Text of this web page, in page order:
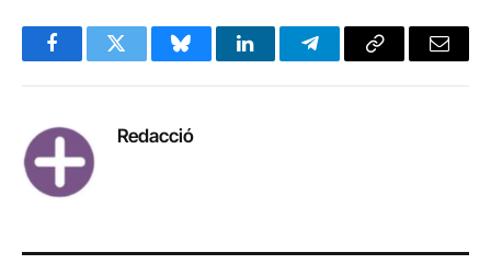
FacebookTwitter BlueskyLinkedInTelegramCopy
Email
Redacció